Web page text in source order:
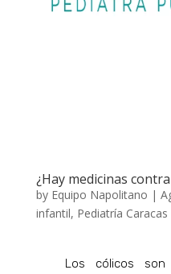
¿Hay medicinas
by Equipo Napolitano |
infantil, Pediatría Caracas
Los cólicos